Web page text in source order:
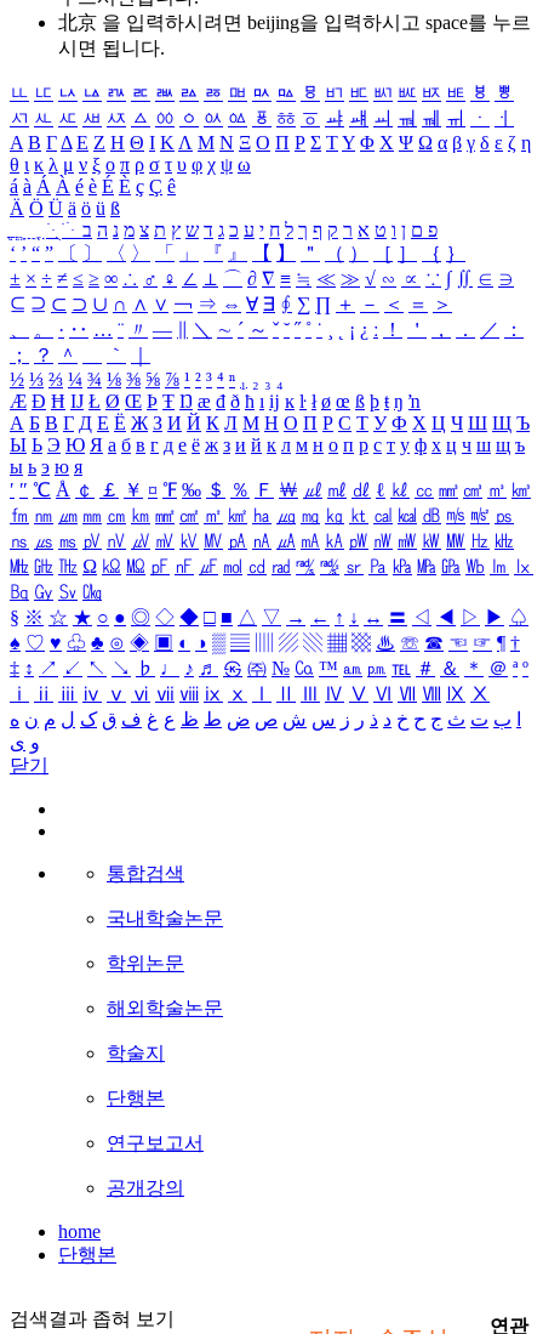
北京 을 입력하시려면 beijing을 입력하시고 space를 누르
시면 됩니다.
ㅥ ㅦ ㅧ ㅨ ㅩ ㅪ ㅫ ㅬ ㅭ ㅮ ㅯ ㅰ ㅱ ㅲ ㅳ ㅴ ㅵ ㅶ ㅷ ㅸ
ㅹ
ㅺ ㅻ ㅼ ㅽ ㅾ ㅿ ㆀ ㆁ ㆂ ㆃ ㆄ ㆅ ㆆ ㆇ ㆈ ㆉ ㆊ ㆋ ㆌ ㆍ
ㆎ
Α Β ΓΔ Ε Ζ Η Θ Ι ΚΛ Μ Ν Ξ Ο Π Ρ Σ ΤΥ Φ Χ Ψ Ω α β γ δ ε ζ η
θ ι κ λ μ ν ξ ο π ρ σ τ υ φ χ ψ ω
á à Á À é è É È ç Ç ê
Ä Ö Ü ä ö ü ß
ִֶֹ ֻּ ׁׂ פ ם ן ו ט א ר ק ף ך ל ח י ע כ ג ד ש ץ ת צ מ נ ה ב
‘ ’ “ ” 〔 〕 〈 〉 「 」 『 』 【 】 ＂ （ ） ［ ］ ｛ ｝
± × ÷ ≠ ≤ ≥ ∞ ∴ ♂ ♀ ∠ ⊥ ⌒ ∂ ∇ ≡ ≒ ≪ ≫ √ ∽ ∝ ∵ ∫ ∬ ∈ ∋
⊆ ⊇ ⊂ ⊃ ∪ ∩ ∧ ∨ ￢ ⇒ ⇔ ∀ ∃ ∮ ∑ ∏ ＋ － ＜ ＝
＞
、
。 · ‥ … ¨ 〃 ― ＼ ∼ ´ ～ ˇ ˘ ˝ ˚ ˙ ¸ ¡ ¿ ː ！ ＇ ， ． ／
：
；
？ ＾ ｀
½ ⅓ ⅔ ¼ ¾ ⅛ ⅜ ⅝ ⅞ ¹ ² ³ ⁴ ⁿ ₁ ₂ ₃ ₄
Æ Ð Ħ Ĳ Ł Ø Œ Þ Ŧ Ŋ æ đ ð ħ ı ĳ ĸ ŀ ł ø œ ß þ ŧ ŋ ŉ
А Б В Г Д Е Ё Ж З И Й К Л М Н О П Р С Т У Ф Х Ц Ч Ш Щ Ъ
Ы Ь Э Ю Я а б в г д е ё ж з и й к л м н о п р с т у ф х ц ч ш щ ъ
ы ь э ю я
′ ″ ℃ Å ￠ ￡ ￥ ¤ ℉ ‰ ＄ ％ Ｆ ￦ ㎕ ㎖ ㎗ ℓ ㎘ ㏄ ㎣ ㎤ ㎥ ㎦
㎙ ㎚ ㎛ ㎜ ㎝ ㎞ ㎟ ㎠ ㎡ ㎢ ㏊ ㎍ ㎎ ㎏ ㏏ ㎈ ㎉ ㏈ ㎧ ㎨ ㎰
㎱ ㎲ ㎳ ㎴ ㎵ ㎶ ㎷ ㎸ ㎹ ㎀ ㎁ ㎂ ㎃ ㎄ ㎺ ㎻ ㎽ ㎾ ㎿ ㎐ ㎑
㎒ ㎓ ㎔ Ω ㏀ ㏁ ㎊ ㎋ ㎌ ㏖ ㏅ ㎭ ㎮ ㎯ ㏛ ㎩ ㎪ ㎫ ㎬ ㏝ ㏐
㏓
㏃ ㏉ ㏜ ㏆
§ ※ ☆ ★ ○ ● ◎ ◇ ◆ □ ■ △ ▽ → ← ↑ ↓ ↔ 〓 ◁ ◀ ▷ ▶ ♤
♠ ♡ ♥ ♧ ♣ ⊙ ◈ ▣ ◐ ◑ ▒ ▤ ▨ ▧ ▦ ▩ ♨ ☏ ☎ ☜ ☞ ¶ †
‡ ↕ ↗ ↙ ↖ ↘ ♭ ♩ ♪ ♬ ㉿ ㈜ № ㏇ ™ ㏂ ㏘ ℡ ＃ ＆ ＊ ＠ ª º
ⅰ
ⅱ ⅲ ⅳ ⅴ ⅵ ⅶ ⅷ ⅸ ⅹ Ⅳ Ⅴ Ⅵ Ⅶ Ⅷ Ⅸ Ⅹ
ب ت ث ج ح خ د ذ ر ز س ش ص ض ط ظ ع غ ف ق ک ل م ن ه
و ی
닫기
통합검색
국내학술논문
학위논문
해외학술논문
학술지
단행본
연구보고서
공개강의
home
단행본
검색결과 좁혀 보기
연관